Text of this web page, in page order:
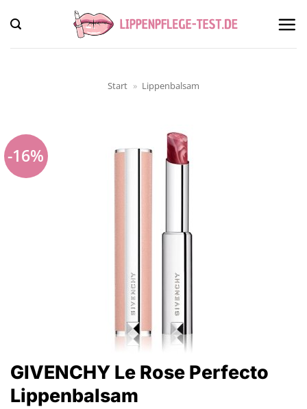
Inhalt
springen
Start » Lippenbalsam
-16%
GIVENCHY Le Rose Perfecto
Lippenbalsam